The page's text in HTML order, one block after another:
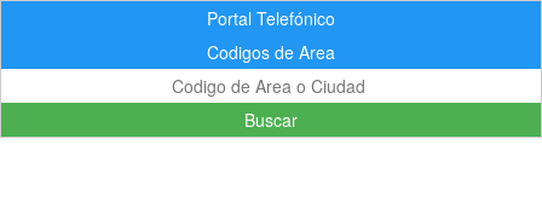
Portal Telefónico
Codigos de Area
Buscar